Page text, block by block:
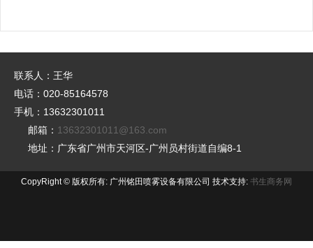
联系人：王华
电话：020-85164578
手机：13632301011
邮箱： 13632301011@163.com
地址：广东省广州市天河区-广州员村街道自编8-1
CopyRight © 版权所有: 广州铭田喷雾设备有限公司 技术支持: 书生商务网